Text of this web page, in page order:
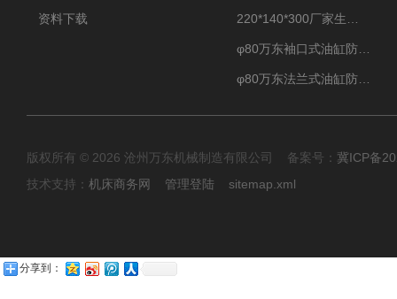
资料下载
版权所有 © 2026 沧州万东机械制造有限公司 备案号： 冀ICP备
技术支持： 机床商务网 管理登陆 sitemap.xml
分享到：